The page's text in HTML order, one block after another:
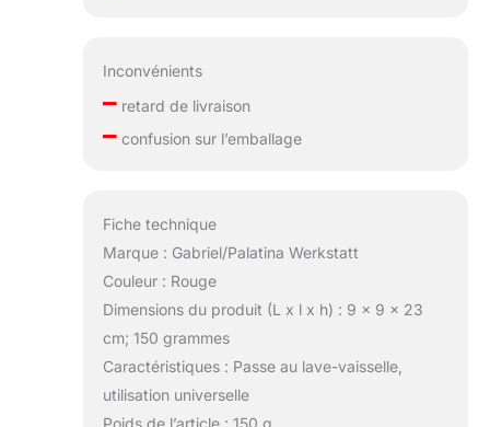
Inconvénients
–retard de livraison
–confusion sur l’emballage
Fiche technique
Marque : Gabriel/Palatina Werkstatt
Couleur : Rouge
Dimensions du produit (L x l x h) : 9 x 9 x 23
cm; 150 grammes
Caractéristiques : Passe au lave-vaisselle,
utilisation universelle
Poids de l’article : 150 g